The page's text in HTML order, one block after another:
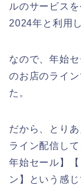
ルのサービス
2024年と利用
なので、年始
のお店のライ
た。
だから、とり
ライン配信し
年始セール】
ン】という感